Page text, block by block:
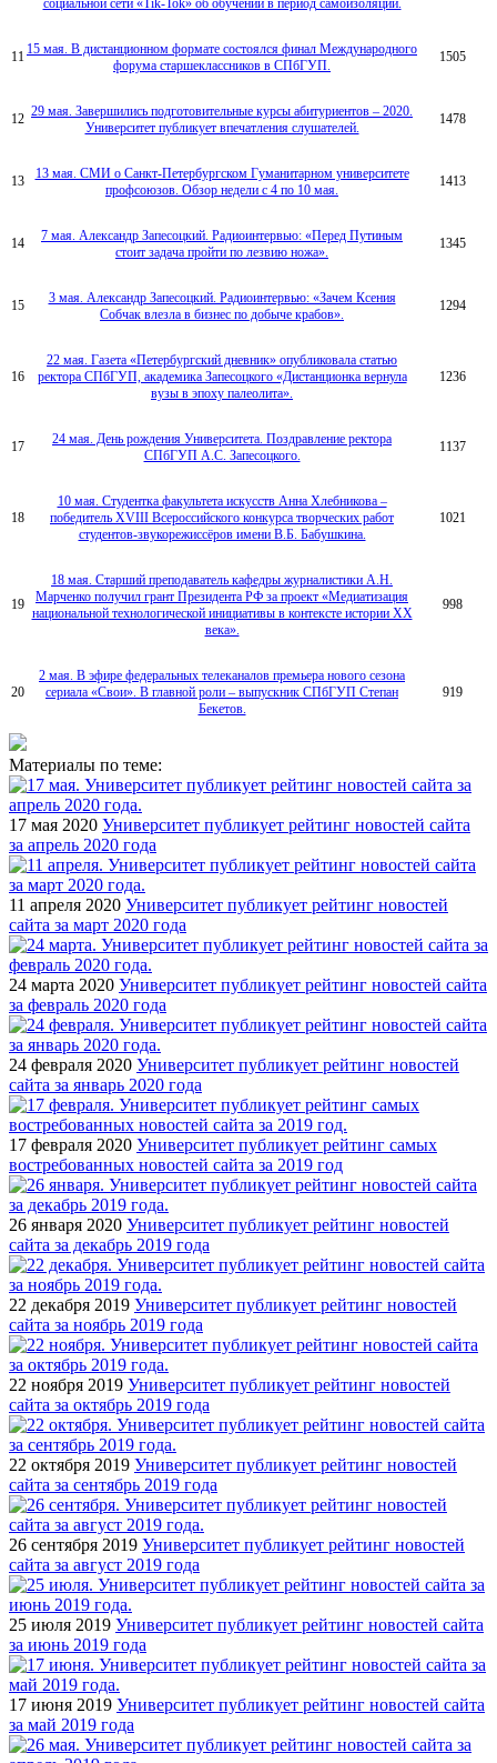
социальной сети «Tik-Tok» об обучении в период самоизоляции.
11 15 мая. В дистанционном формате состоялся финал Международного
форума старшеклассников в СПбГУП.
1505
12 29 мая. Завершились подготовительные курсы абитуриентов – 2020.
Университет публикует впечатления слушателей.
1478
13
13 мая. СМИ о Санкт-Петербургском Гуманитарном университете
профсоюзов. Обзор недели с 4 по 10 мая.
1413
14
7 мая. Александр Запесоцкий. Радиоинтервью: «Перед Путиным
стоит задача пройти по лезвию ножа».
1345
15
3 мая. Александр Запесоцкий. Радиоинтервью: «Зачем Ксения
Собчак влезла в бизнес по добыче крабов».
1294
16
22 мая. Газета «Петербургский дневник» опубликовала статью
ректора СПбГУП, академика Запесоцкого «Дистанционка вернула
вузы в эпоху палеолита».
1236
17
24 мая. День рождения Университета. Поздравление ректора
СПбГУП А.С. Запесоцкого.
1137
18
10 мая. Студентка факультета искусств Анна Хлебникова –
победитель XVIII Всероссийского конкурса творческих работ
студентов-звукорежиссёров имени В.Б. Бабушкина.
1021
19
18 мая. Старший преподаватель кафедры журналистики А.Н.
Марченко получил грант Президента РФ за проект «Медиатизация
национальной технологической инициативы в контексте истории XX
века».
998
20
2 мая. В эфире федеральных телеканалов премьера нового сезона
сериала «Свои». В главной роли – выпускник СПбГУП Степан
Бекетов.
919
Материалы по теме:
17 мая 2020 Университет публикует рейтинг новостей сайта
за апрель 2020 года
11 апреля 2020 Университет публикует рейтинг новостей
сайта за март 2020 года
24 марта 2020 Университет публикует рейтинг новостей сайта
за февраль 2020 года
24 февраля 2020 Университет публикует рейтинг новостей
сайта за январь 2020 года
17 февраля 2020 Университет публикует рейтинг самых
востребованных новостей сайта за 2019 год
26 января 2020 Университет публикует рейтинг новостей
сайта за декабрь 2019 года
22 декабря 2019 Университет публикует рейтинг новостей
сайта за ноябрь 2019 года
22 ноября 2019 Университет публикует рейтинг новостей
сайта за октябрь 2019 года
22 октября 2019 Университет публикует рейтинг новостей
сайта за сентябрь 2019 года
26 сентября 2019 Университет публикует рейтинг новостей
сайта за август 2019 года
25 июля 2019 Университет публикует рейтинг новостей сайта
за июнь 2019 года
17 июня 2019 Университет публикует рейтинг новостей сайта
за май 2019 года